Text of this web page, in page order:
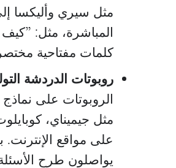
مثل سيري وأليكسا
المباشرة، مثل:
كلمات مفتاحية
روبوتات الدردشة
مثل جيميناي،
على مواقع الإنترنت.
يواصلون طرح